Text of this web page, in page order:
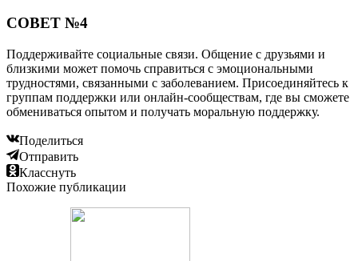
СОВЕТ №4
Поддерживайте социальные связи. Общение с друзьями и
близкими может помочь справиться с эмоциональными
трудностями, связанными с заболеванием. Присоединяйтесь к
группам поддержки или онлайн-сообществам, где вы сможете
обмениваться опытом и получать моральную поддержку.
Поделиться
Отправить
Класснуть
Похожие публикации